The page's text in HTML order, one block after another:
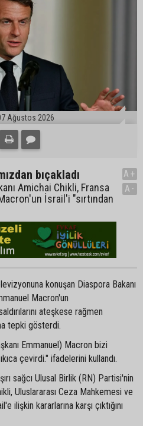
Ağustos 2026
bıçakladı
Amichai Chikli, Fransa
İsrail'i "sırtından
A+
A-
konuşan Diaspora Bakanı
Macron'un
ateşkese rağmen
tepki gösterdi.
Emmanuel) Macron bizi
çevirdi." ifadelerini kullandı.
sağcı Ulusal Birlik (RN) Partisi'nin
Uluslararası Ceza Mahkemesi ve
ilişkin kararlarına karşı çıktığını